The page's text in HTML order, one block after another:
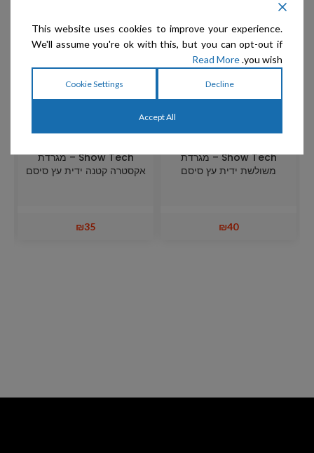
Show Tech – מגרדת
משולשת ידית עץ סיסם
₪40
Show Tech – מגרדת
אקסטרה קטנה ידית עץ סיסם
₪35
This website uses cookies to improve your experience.
We'll assume you're ok with this, but you can opt-out if
you wish.
Read More
Decline
Cookie Settings
Accept All